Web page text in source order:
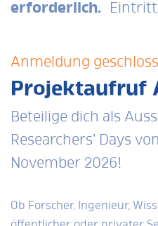
erforderlich.
Anmeldung
Projektaufruf
Beteilige dich als
Researchers’ Days
November 2026!
Ob Forscher, Ingenieur,